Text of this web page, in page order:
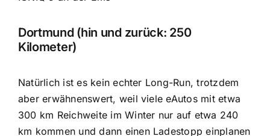
Dortmund (hin und zurück: 250
Kilometer)
Natürlich ist es kein echter Long-Run, trotzdem
aber erwähnenswert, weil viele eAutos mit etwa
300 km Reichweite im Winter nur auf etwa 240
km kommen und dann einen Ladestopp einplanen